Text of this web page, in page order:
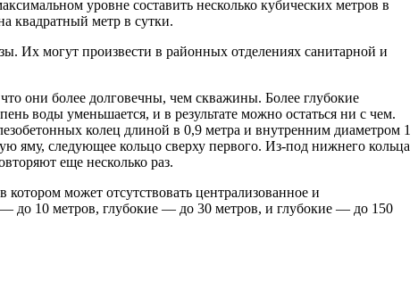
уровне составить несколько кубических метров в
квадратный метр в сутки.
Их могут произвести в районных отделениях санитарной и
они более долговечны, чем скважины. Более глубокие
воды уменьшается, и в результате можно остаться ни с чем.
колец длиной в 0,9 метра и внутренним диаметром 1
яму, следующее кольцо сверху первого. Из-под нижнего кольца
еще несколько раз.
может отсутствовать централизованное и
до 10 метров, глубокие — до 30 метров, и глубокие — до 150